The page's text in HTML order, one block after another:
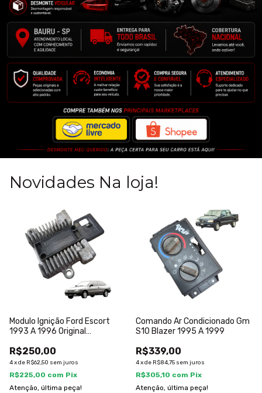
Novidades Na loja!
Modulo Ignição Ford Escort
1993 A 1996 Original
R$250,00
4xde R$62,50 sem juros
R$225,00 com Pix
Atenção, última peça!
Comando Ar Condicionado Gm
S10 Blazer 1995 A 1999
R$339,00
4xde R$84,75 sem juros
R$305,10 com Pix
Atenção, última peça!